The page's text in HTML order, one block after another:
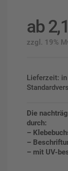
ab
zzgl. 19%
Lieferzeit:
Die
durch:
–
–
– mit UV-